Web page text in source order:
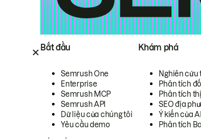
Bắt đầu
Semrush One
Enterprise
Semrush MCP
Semrush API
Dữ liệu của chúng tôi
Yêu cầu demo
Khám phá
Nghiên cứu
Phân tích
Phân tích
SEO địa
Ý kiến của
Phân tích